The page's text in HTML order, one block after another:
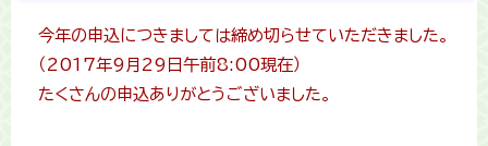
今年の申込につきましては締め切らせていただきました。
（2017年9月29日午前8:00現在）
たくさんの申込ありがとうございました。